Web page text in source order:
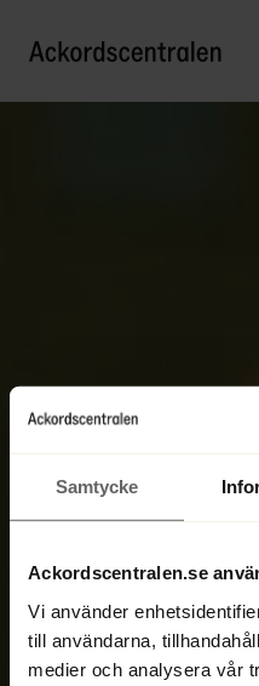
Samtycke
Ackordscentralen.se
Vi använder
till användarna,
medier och analysera vår